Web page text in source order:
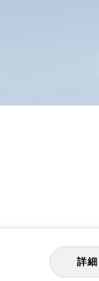
詳細